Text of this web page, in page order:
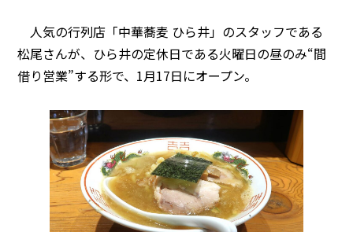
人気の行列店「中華蕎麦 ひら井」のスタッフである
松尾さんが、ひら井の定休日である火曜日の昼のみ“間
借り営業”する形で、1月17日にオープン。